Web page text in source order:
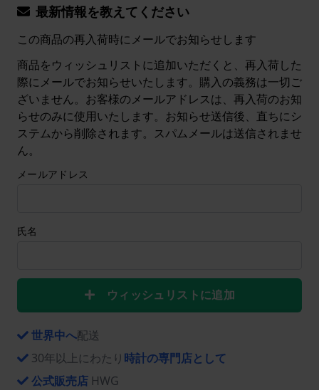
最新情報を教えてください
この商品の再入荷時にメールでお知らせします
商品をウィッシュリストに追加いただくと、再入荷した
際にメールでお知らせいたします。購入の義務は一切ご
ざいません。お客様のメールアドレスは、再入荷のお知
らせのみに使用いたします。お知らせ送信後、直ちにシ
ステムから削除されます。スパムメールは送信されませ
ん。
メールアドレス
氏名
ウィッシュリストに追加
世界中へ配送
30年以上にわたり 時計の専門店として
公式販売店 HWG